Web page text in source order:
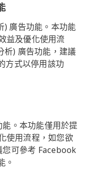
廣告功能。本功能
益及優化使用流
) 廣告功能，建議
方式以停用該功
。本功能僅用於提
使用流程，如您欲
可參考 Facebook
。